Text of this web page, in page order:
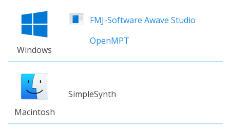
Windows
FMJ-Software Awave Studio
OpenMPT
Macintosh
SimpleSynth